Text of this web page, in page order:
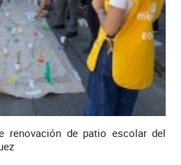
renovación de patio escolar del